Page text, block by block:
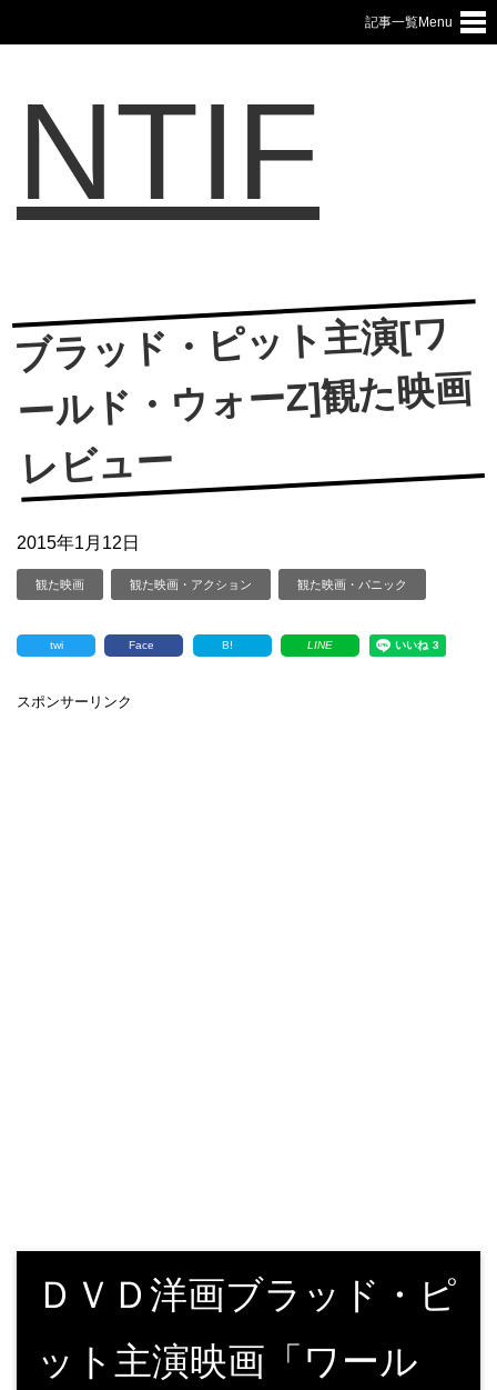
NTIF
記事一覧Menu
ブラッド・ピット主演[ワ
ールド・ウォーZ]観た映画
レビュー
2015年1月12日
観た映画 観た映画・アクション 観た映画・パニック
twi Face B! LINE
スポンサーリンク
ＤＶＤ洋画ブラッド・ピ
ット主演映画「ワール